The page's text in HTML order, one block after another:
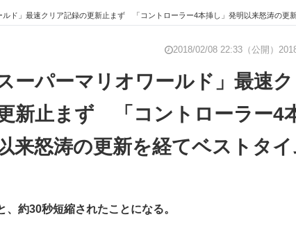
ト 企業向けIT製品の総合サイト IT製品の技術・比較・事
ルド」最速クリア記録の更新止まず 「コントローラー4本挿し」発明以来怒涛の更新を
2018/02/08 22:33（公開）
スーパーマリオワールド」最速
新止まず 「コントローラー4
来怒涛の更新を経てベストタ
約30秒短縮されたことになる。